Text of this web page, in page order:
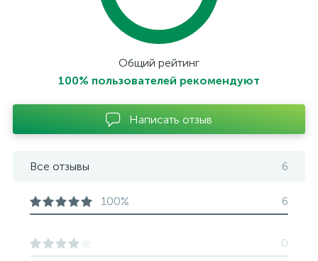
Общий рейтинг
100% пользователей рекомендуют
Написать отзыв
Все отзывы 6
100% 6
0